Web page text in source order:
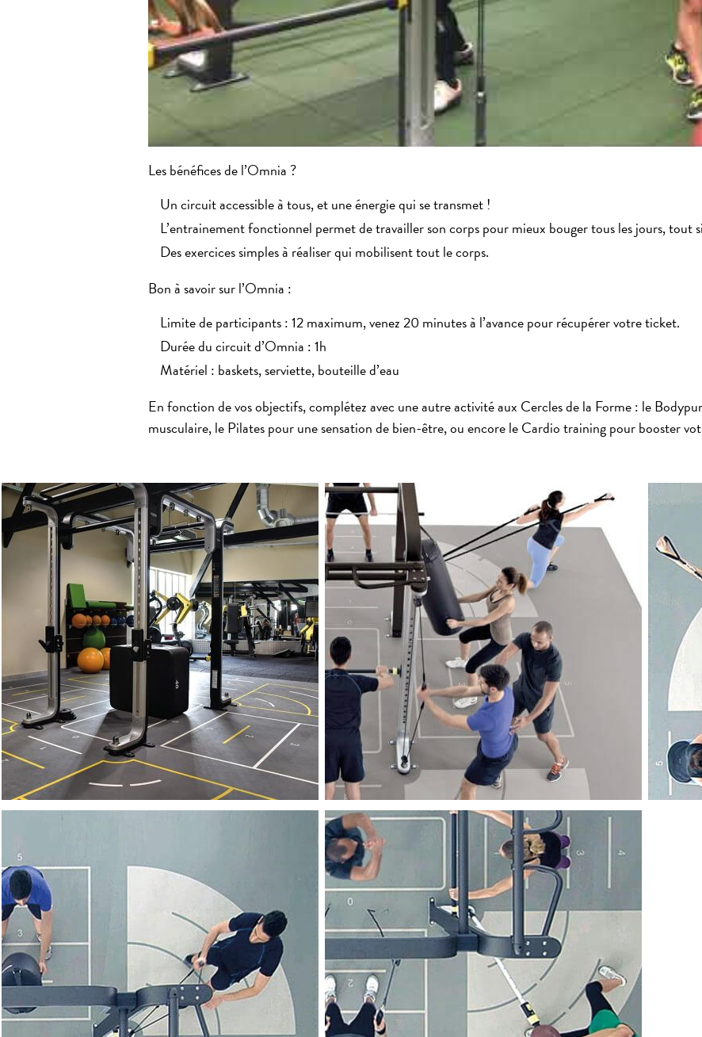
Les bénéfices de l’Omnia ?
Un circuit accessible à tous, et une énergie qui se transmet !
L’entrainement fonctionnel permet de travailler son corps pour mieux bouger tous les jours, tout
Des exercices simples à réaliser qui mobilisent tout le corps.
Bon à savoir sur l’Omnia :
Limite de participants : 12 maximum, venez 20 minutes à l’avance pour récupérer votre ticket.
Durée du circuit d’Omnia : 1h
Matériel : baskets, serviette, bouteille d’eau
En fonction de vos objectifs, complétez avec une autre activité aux Cercles de la Forme : le
musculaire, le Pilates pour une sensation de bien-être, ou encore le Cardio training pour booster